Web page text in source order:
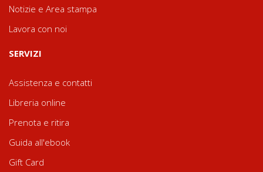
Notizie e Area stampa
Lavora con noi
SERVIZI
Assistenza e contatti
Libreria online
Prenota e ritira
Guida all'ebook
Gift Card